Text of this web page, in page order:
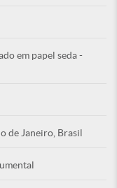
em papel seda -
de Janeiro, Brasil